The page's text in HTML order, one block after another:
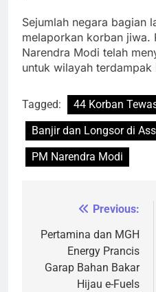
Sejumlah negara bagian
melaporkan korban jiwa.
Narendra Modi telah
untuk wilayah terdampak
Tagged: 44 Korban
Banjir dan Longsor di
PM Narendra Modi
Navigasi
pos
Previous:
Pertamina dan MGH
Energy Prancis
Garap Bahan Bakar
Hijau e-Fuels